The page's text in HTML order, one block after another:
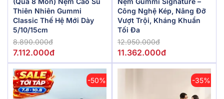
Thiên Nhiên Gummi
Classic Thế Hệ Mới Dày
5/10/15cm
8.890.000đ
7.112.000đ
Công Nghệ Kép, Nâng Đỡ
Vượt Trội, Kháng Khuẩn
Tối Đa
12.950.000đ
11.362.000đ
-50% -35%